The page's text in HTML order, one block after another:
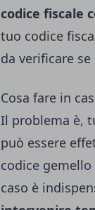
codice fiscale
tuo codice
da verificare
Cosa fare in
Il problema è,
può essere
codice
caso è